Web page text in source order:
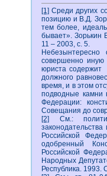
[1] Среди других
позицию и В.Д.
тем более,
бывает». Зорькин
11 – 2003, с. 5.
совершенно иную
юриста содержит
должного
время, и в этом
подводные
Федерации:
Совещания до
[2] См.:
Российской
одобренный
Российской
Народных
Республика. 1993.